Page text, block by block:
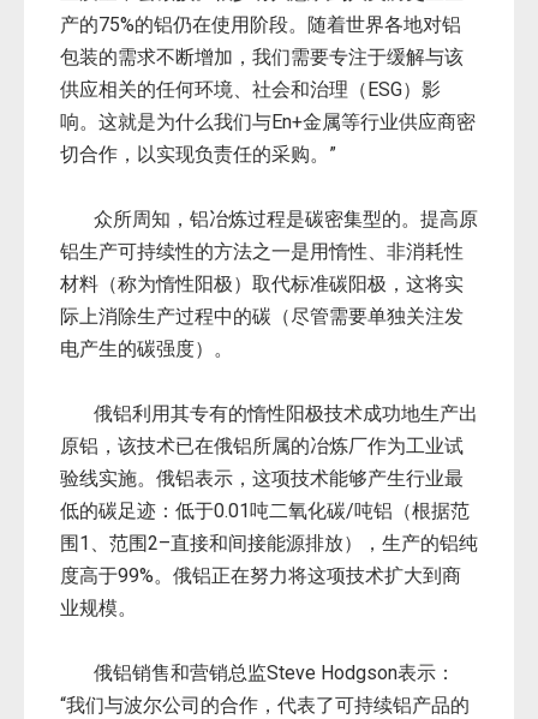
产的75%的铝仍在使用阶段。随着世界各地对铝
包装的需求不断增加，我们需要专注于缓解与该
供应相关的任何环境、社会和治理（ESG）影
响。这就是为什么我们与En+金属等行业供应商密
切合作，以实现负责任的采购。”
众所周知，铝冶炼过程是碳密集型的。提高原
铝生产可持续性的方法之一是用惰性、非消耗性
材料（称为惰性阳极）取代标准碳阳极，这将实
际上消除生产过程中的碳（尽管需要单独关注发
电产生的碳强度）。
俄铝利用其专有的惰性阳极技术成功地生产出
原铝，该技术已在俄铝所属的冶炼厂作为工业试
验线实施。俄铝表示，这项技术能够产生行业最
低的碳足迹：低于0.01吨二氧化碳/吨铝（根据范
围1、范围2–直接和间接能源排放），生产的铝纯
度高于99%。俄铝正在努力将这项技术扩大到商
业规模。
俄铝销售和营销总监Steve Hodgson表示：
“我们与波尔公司的合作，代表了可持续铝产品的